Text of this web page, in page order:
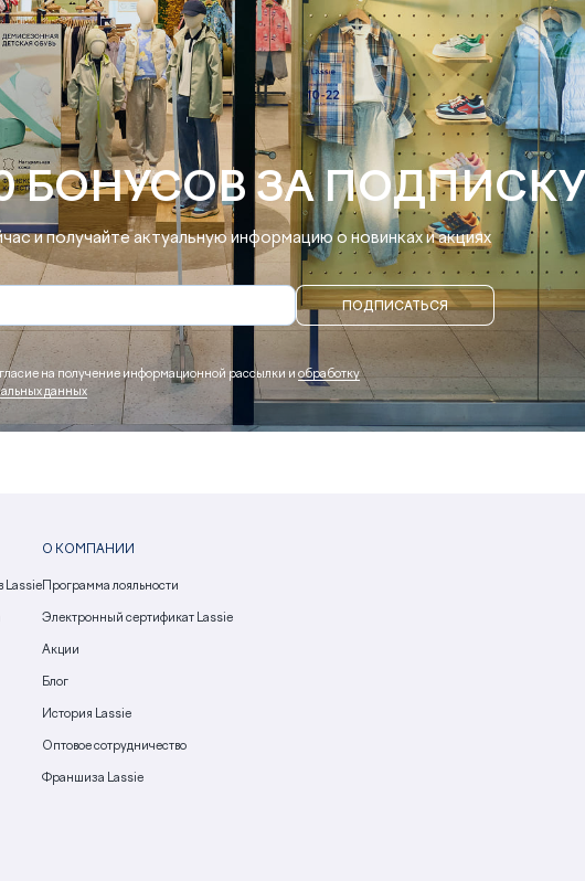
БОНУСОВ ЗА ПОДПИСКУ
и получайте актуальную информацию о новинках и акциях
ПОДПИСАТЬСЯ
на получение информационной рассылки и обработку
данных
Lassie
О КОМПАНИИ
Программа лояльности
Электронный сертификат Lassie
Акции
Блог
История Lassie
Оптовое сотрудничество
Франшиза Lassie